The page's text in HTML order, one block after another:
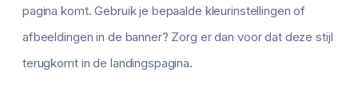
pagina komt. Gebruik je bepaalde kleurinstellingen of
afbeeldingen in de banner? Zorg er dan voor dat deze stijl
terugkomt in de landingspagina.